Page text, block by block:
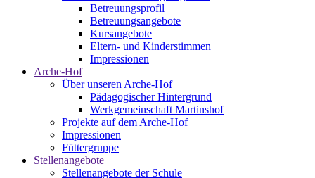
Betreuungsprofil
Betreuungsangebote
Kursangebote
Eltern- und Kinderstimmen
Impressionen
Arche-Hof
Über unseren Arche-Hof
Pädagogischer Hintergrund
Werkgemeinschaft Martinshof
Projekte auf dem Arche-Hof
Impressionen
Füttergruppe
Stellenangebote
Stellenangebote der Schule